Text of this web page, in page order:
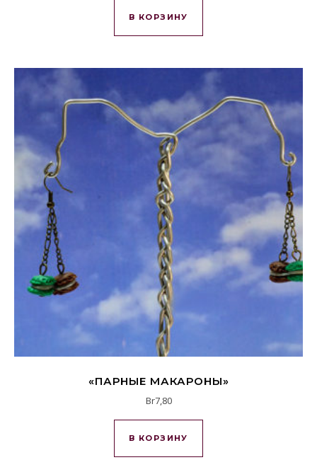
В КОРЗИНУ
«ПАРНЫЕ МАКАРОНЫ»
Br7,80
В КОРЗИНУ